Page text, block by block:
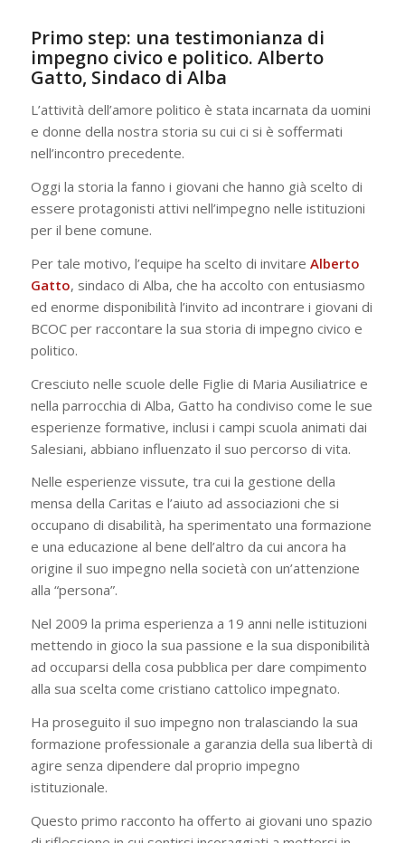
Primo step: una testimonianza di
impegno civico e politico. Alberto
Gatto, Sindaco di Alba
L’attività dell’amore politico è stata incarnata da uomini
e donne della nostra storia su cui ci si è soffermati
nell’incontro precedente.
Oggi la storia la fanno i giovani che hanno già scelto di
essere protagonisti attivi nell’impegno nelle istituzioni
per il bene comune.
Per tale motivo, l’equipe ha scelto di invitare Alberto
Gatto, sindaco di Alba, che ha accolto con entusiasmo
ed enorme disponibilità l’invito ad incontrare i giovani di
BCOC per raccontare la sua storia di impegno civico e
politico.
Cresciuto nelle scuole delle Figlie di Maria Ausiliatrice e
nella parrocchia di Alba, Gatto ha condiviso come le sue
esperienze formative, inclusi i campi scuola animati dai
Salesiani, abbiano influenzato il suo percorso di vita.
Nelle esperienze vissute, tra cui la gestione della
mensa della Caritas e l’aiuto ad associazioni che si
occupano di disabilità, ha sperimentato una formazione
e una educazione al bene dell’altro da cui ancora ha
origine il suo impegno nella società con un’attenzione
alla “persona”.
Nel 2009 la prima esperienza a 19 anni nelle istituzioni
mettendo in gioco la sua passione e la sua disponibilità
ad occuparsi della cosa pubblica per dare compimento
alla sua scelta come cristiano cattolico impegnato.
Ha proseguito il suo impegno non tralasciando la sua
formazione professionale a garanzia della sua libertà di
agire senza dipendere dal proprio impegno
istituzionale.
Questo primo racconto ha offerto ai giovani uno spazio